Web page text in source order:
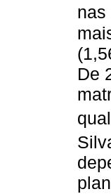
De